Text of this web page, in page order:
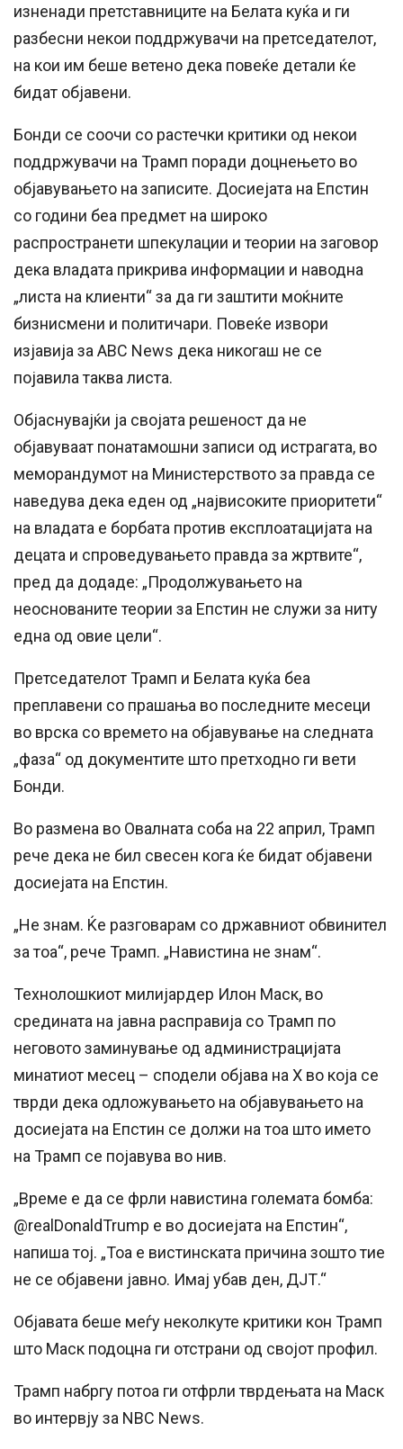
изненади претставниците на Белата куќа и ги
разбесни некои поддржувачи на претседателот,
на кои им беше ветено дека повеќе детали ќе
бидат објавени.
Бонди се соочи со растечки критики од некои
поддржувачи на Трамп поради доцнењето во
објавувањето на записите. Досиејата на Епстин
со години беа предмет на широко
распространети шпекулации и теории на заговор
дека владата прикрива информации и наводна
„листа на клиенти“ за да ги заштити моќните
бизнисмени и политичари. Повеќе извори
изјавија за ABC News дека никогаш не се
појавила таква листа.
Објаснувајќи ја својата решеност да не
објавуваат понатамошни записи од истрагата, во
меморандумот на Министерството за правда се
наведува дека еден од „највисоките приоритети“
на владата е борбата против експлоатацијата на
децата и спроведувањето правда за жртвите“,
пред да додаде: „Продолжувањето на
неоснованите теории за Епстин не служи за ниту
една од овие цели“.
Претседателот Трамп и Белата куќа беа
преплавени со прашања во последните месеци
во врска со времето на објавување на следната
„фаза“ од документите што претходно ги вети
Бонди.
Во размена во Овалната соба на 22 април, Трамп
рече дека не бил свесен кога ќе бидат објавени
досиејата на Епстин.
„Не знам. Ќе разговарам со државниот обвинител
за тоа“, рече Трамп. „Навистина не знам“.
Технолошкиот милијардер Илон Маск, во
средината на јавна расправија со Трамп по
неговото заминување од администрацијата
минатиот месец – сподели објава на X во која се
тврди дека одложувањето на објавувањето на
досиејата на Епстин се должи на тоа што името
на Трамп се појавува во нив.
„Време е да се фрли навистина големата бомба:
@realDonaldTrump е во досиејата на Епстин“,
напиша тој. „Тоа е вистинската причина зошто тие
не се објавени јавно. Имај убав ден, ДЈТ.“
Објавата беше меѓу неколкуте критики кон Трамп
што Маск подоцна ги отстрани од својот профил.
Трамп набргу потоа ги отфрли тврдењата на Маск
во интервју за NBC News.